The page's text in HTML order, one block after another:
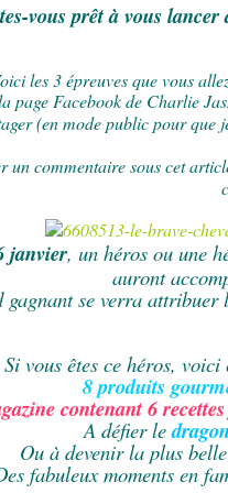
vous prêt à vous
les 3 épreuves que vous
page Facebook de Charlie
(en mode public pour que
un commentaire sous cet
janvier, un héros ou une
auront
gagnant se verra
Si vous êtes ce héros,
8 produits
contenant 6
A défier le
Ou à devenir la plus
fabuleux moments en